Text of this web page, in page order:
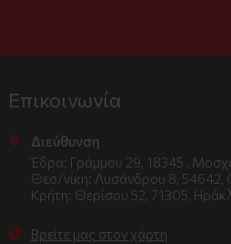
Επικοινωνία
Διεύθυνση
Έδρα: Γράμμου 29, 18345 ,
Θεσ/νίκη: Λυσάνδρου 8, 54642,
Κρήτη: Θερίσου 52, 71305,
Βρείτε μας στον χάρτη